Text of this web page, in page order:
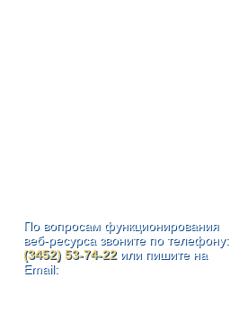
По вопросам функционирования
веб-ресурса звоните по телефону:
(3452) 53-74-22 или пишите на
Email: